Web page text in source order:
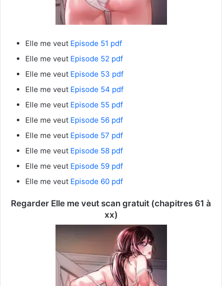
Elle me veut Episode 51 pdf
Elle me veut Episode 52 pdf
Elle me veut Episode 53 pdf
Elle me veut Episode 54 pdf
Elle me veut Episode 55 pdf
Elle me veut Episode 56 pdf
Elle me veut Episode 57 pdf
Elle me veut Episode 58 pdf
Elle me veut Episode 59 pdf
Elle me veut Episode 60 pdf
Regarder Elle me veut scan gratuit (chapitres 61 à
xx)